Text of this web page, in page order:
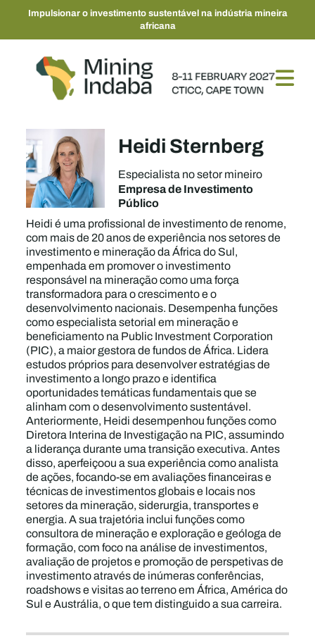
Impulsionar o investimento sustentável na indústria mineira
africana
Heidi Sternberg
Especialista no setor mineiro
Empresa de Investimento
Público
Heidi é uma profissional de investimento de renome,
com mais de 20 anos de experiência nos setores de
investimento e mineração da África do Sul,
empenhada em promover o investimento
responsável na mineração como uma força
transformadora para o crescimento e o
desenvolvimento nacionais. Desempenha funções
como especialista setorial em mineração e
beneficiamento na Public Investment Corporation
(PIC), a maior gestora de fundos de África. Lidera
estudos próprios para desenvolver estratégias de
investimento a longo prazo e identifica
oportunidades temáticas fundamentais que se
alinham com o desenvolvimento sustentável.
Anteriormente, Heidi desempenhou funções como
Diretora Interina de Investigação na PIC, assumindo
a liderança durante uma transição executiva. Antes
disso, aperfeiçoou a sua experiência como analista
de ações, focando-se em avaliações financeiras e
técnicas de investimentos globais e locais nos
setores da mineração, siderurgia, transportes e
energia. A sua trajetória inclui funções como
consultora de mineração e exploração e geóloga de
formação, com foco na análise de investimentos,
avaliação de projetos e promoção de perspetivas de
investimento através de inúmeras conferências,
roadshows e visitas ao terreno em África, América do
Sul e Austrália, o que tem distinguido a sua carreira.